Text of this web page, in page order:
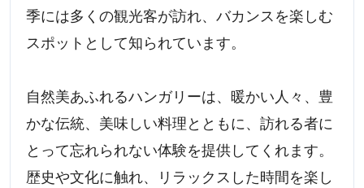
季には多くの観光客が訪れ、バカンスを楽しむ
スポットとして知られています。
自然美あふれるハンガリーは、暖かい人々、豊
かな伝統、美味しい料理とともに、訪れる者に
とって忘れられない体験を提供してくれます。
歴史や文化に触れ、リラックスした時間を楽し